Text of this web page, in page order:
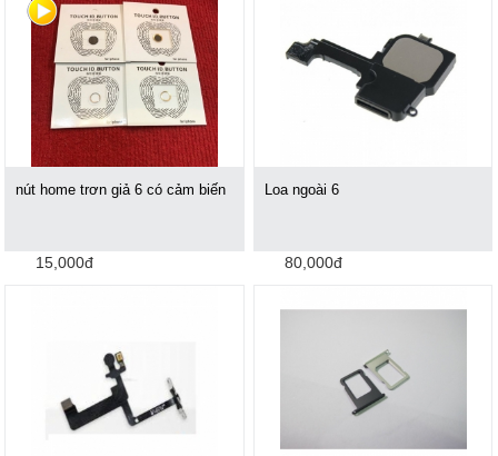
nút home trơn giả 6 có cảm biến
15,000đ
Loa ngoài 6
80,000đ